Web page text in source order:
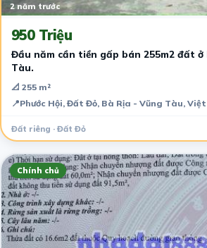
2 năm trước
950 Triệu
Đầu năm cần tiền gấp bán 255m2 đất ở
Tàu.
📐 255 m²
📍Phước Hội, Đất Đỏ, Bà Rịa - Vũng Tàu,
Đất riêng · Đất Đỏ
Chính chủ